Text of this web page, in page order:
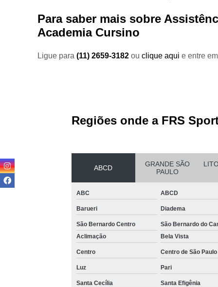
Para saber mais sobre
Academia Cursino
Ligue para(11) 2659-3182ouclique aqui e entre
Regiões onde a FRS
ABCD
GRANDE SÃO
PAULO
ABC ABCD
Barueri Diadema
São Bernardo Centro São Bernardo do
Aclimação
Bela Vista
Centro Centro de São Paulo
Luz Pari
Santa Cecília Santa Efigênia